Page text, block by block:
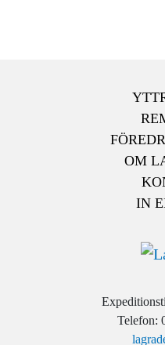
OM
IN
Telefon: